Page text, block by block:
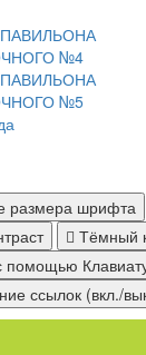
№4
№5
размера шрифта
Тёмный
помощью
ссылок (вкл./